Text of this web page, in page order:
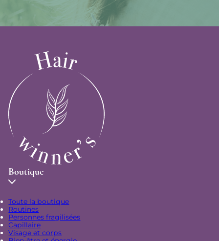
Boutique
Toute la boutique
Routines
Personnes fragilisées
Capillaire
Visage et corps